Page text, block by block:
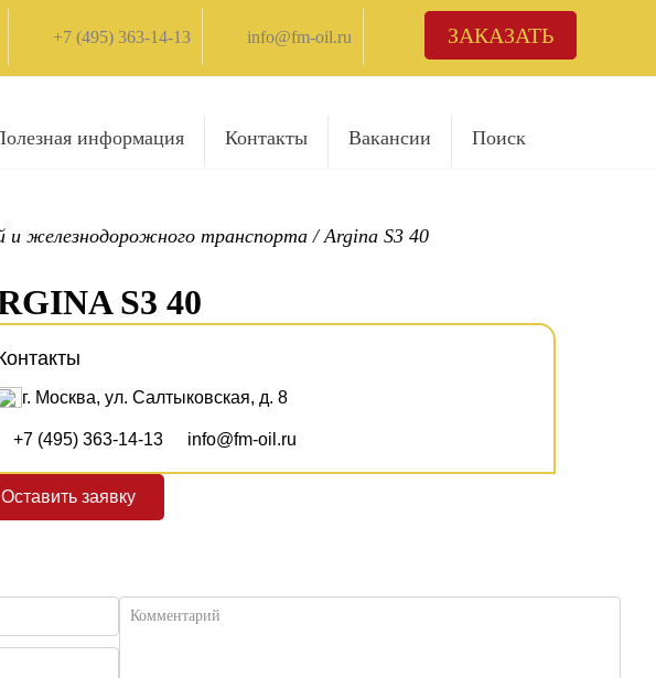
+7 (495) 363-14-13 info@fm-oil.ru ЗАКАЗАТЬ
информация Контакты Вакансии Поиск
и железнодорожного транспорта /Argina S3 40
S3 40
г. Москва, ул. Салтыковская, д. 8
+7 (495) 363-14-13 info@fm-oil.ru
Оставить заявку
Комментарий